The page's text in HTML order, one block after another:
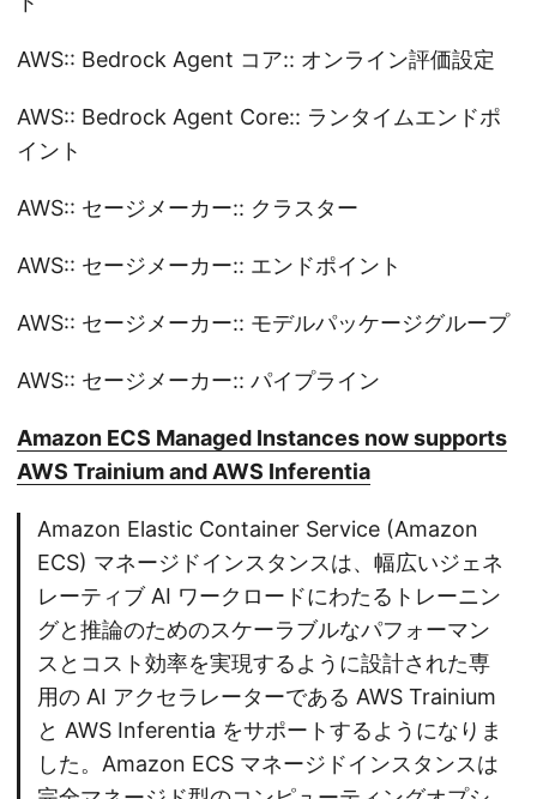
AWS:: Bedrock Agent コア:: オンライン評価設定
AWS:: Bedrock Agent Core:: ランタイムエンドポ
イント
AWS:: セージメーカー:: クラスター
AWS:: セージメーカー:: エンドポイント
AWS:: セージメーカー:: モデルパッケージグループ
AWS:: セージメーカー:: パイプライン
Amazon ECS Managed Instances now supports
AWS Trainium and AWS Inferentia
Amazon Elastic Container Service (Amazon
ECS) マネージドインスタンスは、幅広いジェネ
レーティブ AI ワークロードにわたるトレーニン
グと推論のためのスケーラブルなパフォーマン
スとコスト効率を実現するように設計された専
用の AI アクセラレーターである AWS Trainium
と AWS Inferentia をサポートするようになりま
した。Amazon ECS マネージドインスタンスは